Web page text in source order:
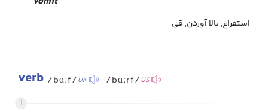
استفراغ, بالا آوردن, قی
verb /bɑːf/UK /bɑːrf/US
1